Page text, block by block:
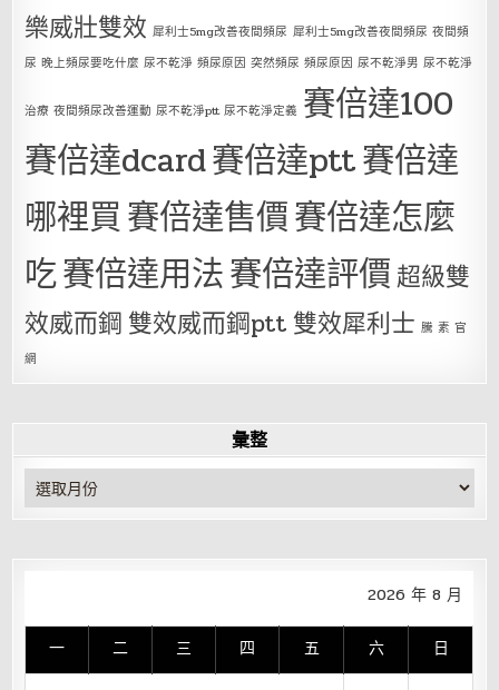
樂威壯雙效 犀利士5mg改善夜間頻尿 犀利士5mg改善夜間頻尿 夜間頻
尿 晚上頻尿要吃什麼 尿不乾淨 頻尿原因 突然頻尿 頻尿原因 尿不乾淨男 尿不乾淨
治療 夜間頻尿改善運動 尿不乾淨ptt 尿不乾淨定義 賽倍達100
賽倍達dcard賽倍達ptt賽倍達
哪裡買賽倍達售價賽倍達怎麼
吃賽倍達用法賽倍達評價超級雙
效威而鋼 雙效威而鋼ptt 雙效犀利士 騰 素 官
網
彙整
彙
整
2026 年 8 月
一 二 三 四 五 六 日